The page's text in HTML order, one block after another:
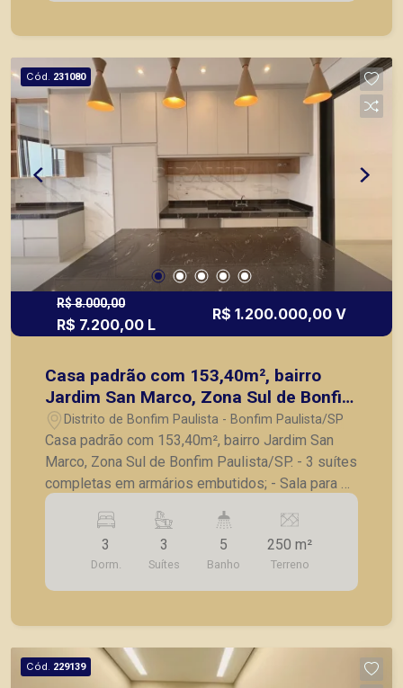
Preto. -4 vagas de garagem
Cód. 231080
R$ 8.000,00
R$ 7.200,00 L
R$ 1.200.000,00 V
Casa padrão com 153,40m², bairro
Jardim San Marco, Zona Sul de Bonfim
Paulista/SP.
Distrito de Bonfim Paulista - Bonfim Paulista/SP
Casa padrão com 153,40m², bairro Jardim San
Marco, Zona Sul de Bonfim Paulista/SP. - 3 suítes
completas em armários embutidos; - Sala para 2
ambientes com pé direito duplo; - Cozinha
integrada com armários planejados; - Lavanderia
separada; - Varanda gourmet com churrasqueira; -
Piscina; - Banheiro de apoio; - Paisagismo; - Toda
em porcelanato; - Esquadrias todas em alumínio;
segurança, em locação, vendas de imóveis
prontos, usados ou mesmo nos principais
3
Dorm.
3
Suítes
5
Banho
250 m²
Terreno
Cód. 229139